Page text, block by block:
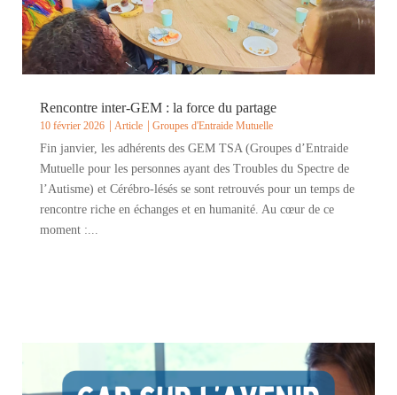
Rencontre inter-GEM : la force du partage
10 février 2026 Article Groupes d'Entraide Mutuelle
Fin janvier, les adhérents des GEM TSA (Groupes d’Entraide
Mutuelle pour les personnes ayant des Troubles du Spectre de
l’Autisme) et Cérébro-lésés se sont retrouvés pour un temps de
rencontre riche en échanges et en humanité. Au cœur de ce
moment :...